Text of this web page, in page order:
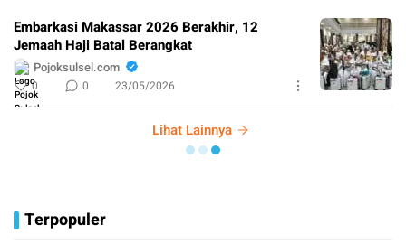
Embarkasi Makassar 2026 Berakhir, 12
Jemaah Haji Batal Berangkat
Pojoksulsel.com
0 0 23/05/2026
Lihat Lainnya
Terpopuler